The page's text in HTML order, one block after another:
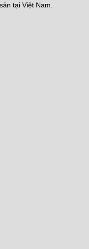
tại Việt Nam.